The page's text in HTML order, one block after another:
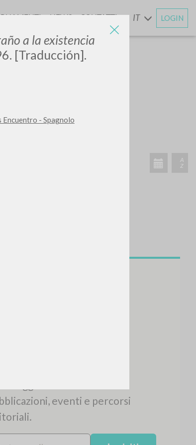
a la existencia
[Traducción].
Encuentro - Spagnolo
ENEWS CONTATTI IT LOGIN
aggiornamenti su nuove